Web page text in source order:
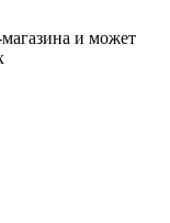
и может